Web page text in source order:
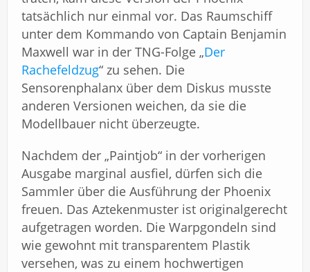
tatsächlich nur einmal vor. Das Raumschiff
unter dem Kommando von Captain Benjamin
Maxwell war in der TNG-Folge „Der
Rachefeldzug“ zu sehen. Die
Sensorenphalanx über dem Diskus musste
anderen Versionen weichen, da sie die
Modellbauer nicht überzeugte.
Nachdem der „Paintjob“ in der vorherigen
Ausgabe marginal ausfiel, dürfen sich die
Sammler über die Ausführung der Phoenix
freuen. Das Aztekenmuster ist originalgerecht
aufgetragen worden. Die Warpgondeln sind
wie gewohnt mit transparentem Plastik
versehen, was zu einem hochwertigen